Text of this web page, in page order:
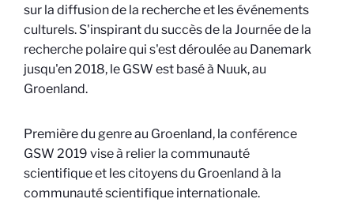
sur la diffusion de la recherche et les événements
culturels. S'inspirant du succès de la Journée de la
recherche polaire qui s'est déroulée au Danemark
jusqu'en 2018, le GSW est basé à Nuuk, au
Groenland.
Première du genre au Groenland, la conférence
GSW 2019 vise à relier la communauté
scientifique et les citoyens du Groenland à la
communauté scientifique internationale.